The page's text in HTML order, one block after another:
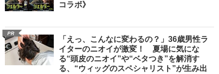
コラボ》
PR
「えっ、こんなに変わるの？」36歳男性ラ
イターのニオイが激変！ 夏場に気にな
る“頭皮のニオイ”や“ベタつき”を解消す
る、“ウィッグのスペシャリスト”が生み出